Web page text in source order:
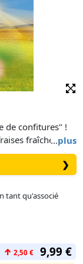
…plus
de confitures" !
fraîchement
aux fraises et la
un personnage
à poignée
confitures et
et le
de matériaux
❯
tant qu'associé
↑ 2,50 € 9,99 €